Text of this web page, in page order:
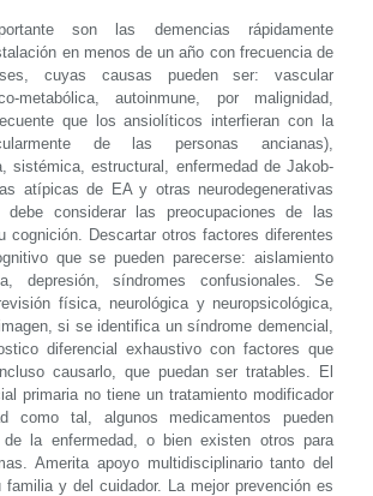
son las demencias rápidamente
en menos de un año con frecuencia de
cuyas causas pueden ser: vascular
metabólica, autoinmune, por malignidad,
que los ansiolíticos interfieran con la
de las personas ancianas),
sistémica, estructural, enfermedad de Jakob-
atípicas de EA y otras neurodegenerativas
considerar las preocupaciones de las
cognición. Descartar otros factores diferentes
que se pueden parecerse: aislamiento
depresión, síndromes confusionales. Se
física, neurológica y neuropsicológica,
si se identifica un síndrome demencial,
diferencial exhaustivo con factores que
causarlo, que puedan ser tratables. El
primaria no tiene un tratamiento modificador
como tal, algunos medicamentos pueden
la enfermedad, o bien existen otros para
Amerita apoyo multidisciplinario tanto del
familia y del cuidador. La mejor prevención es